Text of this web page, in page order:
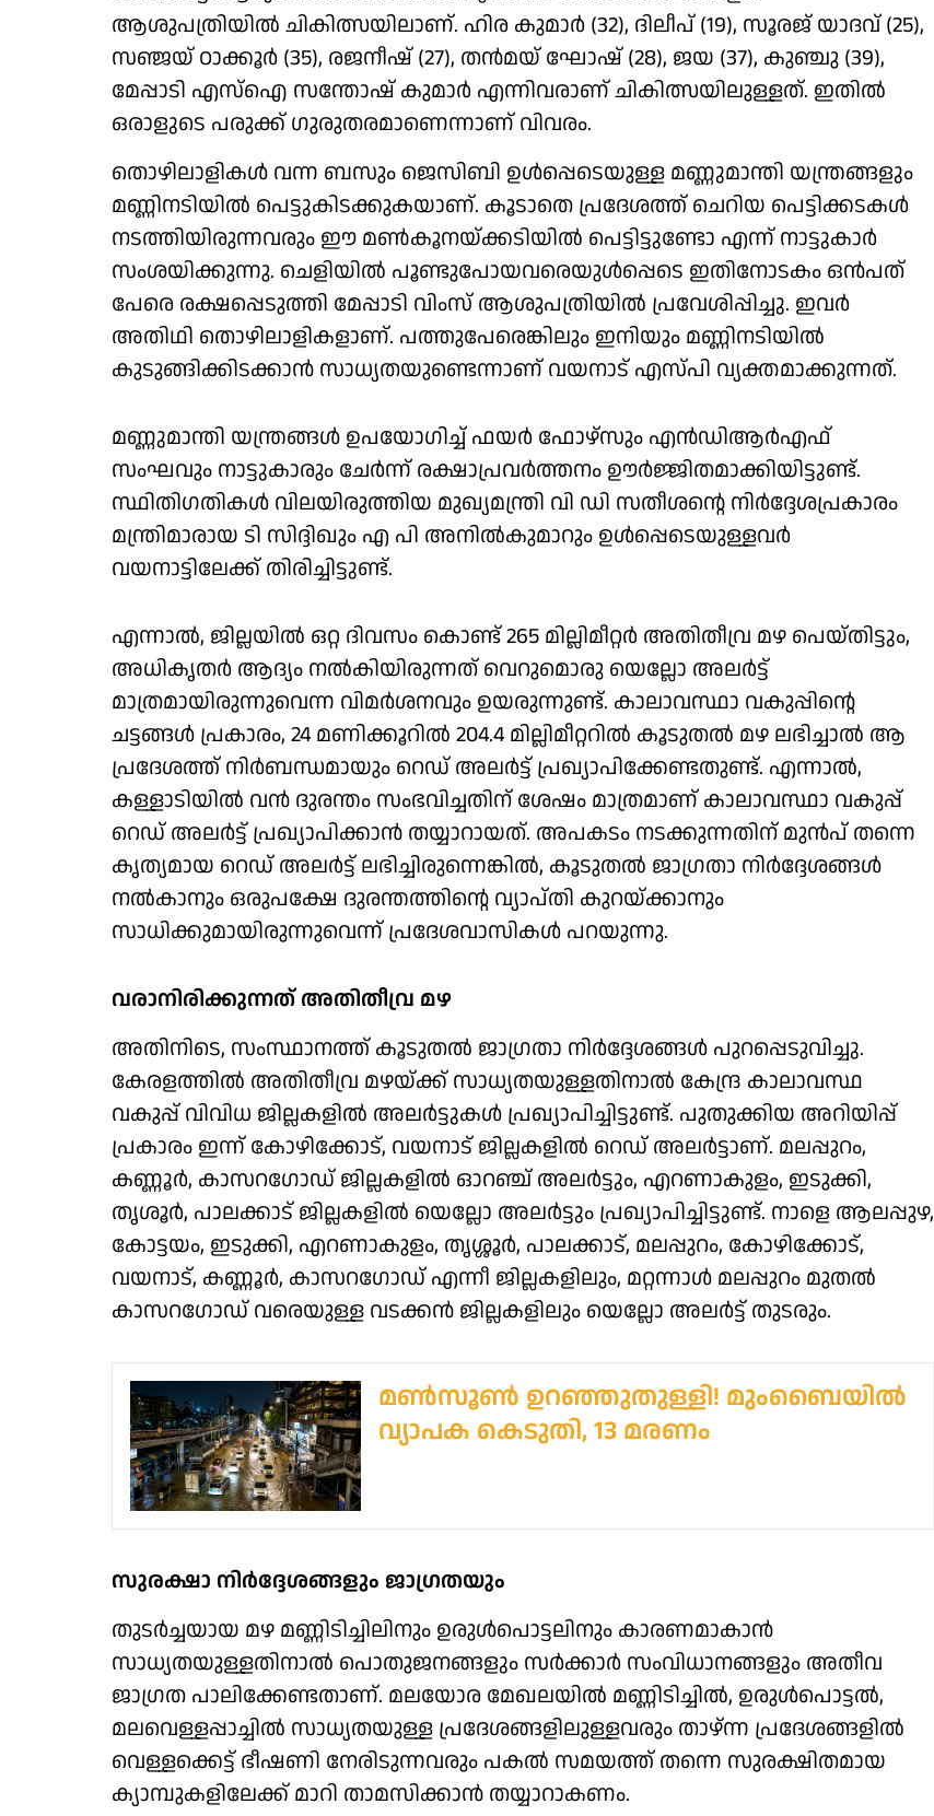
ആശുപത്രിയിൽ ചികിത്സയിലാണ്. ഹിര കുമാർ (32), ദിലീപ് (19), സൂരജ് യാദവ് (25),
സഞ്ജയ് ഠാക്കൂർ (35), രജനീഷ് (27), തൻമയ് ഘോഷ് (28), ജയ (37), കുഞ്ചു (39),
മേപ്പാടി എസ്ഐ സന്തോഷ് കുമാർ എന്നിവരാണ് ചികിത്സയിലുള്ളത്. ഇതിൽ
ഒരാളുടെ പരുക്ക് ഗുരുതരമാണെന്നാണ് വിവരം.
തൊഴിലാളികൾ വന്ന ബസും ജെസിബി ഉൾപ്പെടെയുള്ള മണ്ണുമാന്തി യന്ത്രങ്ങളും
മണ്ണിനടിയിൽ പെട്ടുകിടക്കുകയാണ്. കൂടാതെ പ്രദേശത്ത് ചെറിയ പെട്ടിക്കടകൾ
നടത്തിയിരുന്നവരും ഈ മൺകൂനയ്ക്കടിയിൽ പെട്ടിട്ടുണ്ടോ എന്ന് നാട്ടുകാർ
സംശയിക്കുന്നു. ചെളിയിൽ പൂണ്ടുപോയവരെയുൾപ്പെടെ ഇതിനോടകം ഒൻപത്
പേരെ രക്ഷപ്പെടുത്തി മേപ്പാടി വിംസ് ആശുപത്രിയിൽ പ്രവേശിപ്പിച്ചു. ഇവർ
അതിഥി തൊഴിലാളികളാണ്. പത്തുപേരെങ്കിലും ഇനിയും മണ്ണിനടിയിൽ
കുടുങ്ങിക്കിടക്കാൻ സാധ്യതയുണ്ടെന്നാണ് വയനാട് എസ്പി വ്യക്തമാക്കുന്നത്.
മണ്ണുമാന്തി യന്ത്രങ്ങൾ ഉപയോഗിച്ച് ഫയർ ഫോഴ്സും എൻഡിആർഎഫ്
സംഘവും നാട്ടുകാരും ചേർന്ന് രക്ഷാപ്രവർത്തനം ഊർജ്ജിതമാക്കിയിട്ടുണ്ട്.
സ്ഥിതിഗതികൾ വിലയിരുത്തിയ മുഖ്യമന്ത്രി വി ഡി സതീശന്റെ നിർദ്ദേശപ്രകാരം
മന്ത്രിമാരായ ടി സിദ്ദിഖും എ പി അനിൽകുമാറും ഉൾപ്പെടെയുള്ളവർ
വയനാട്ടിലേക്ക് തിരിച്ചിട്ടുണ്ട്.
എന്നാൽ, ജില്ലയിൽ ഒറ്റ ദിവസം കൊണ്ട് 265 മില്ലിമീറ്റർ അതിതീവ്ര മഴ പെയ്തിട്ടും,
അധികൃതർ ആദ്യം നൽകിയിരുന്നത് വെറുമൊരു യെല്ലോ അലർട്ട്
മാത്രമായിരുന്നുവെന്ന വിമർശനവും ഉയരുന്നുണ്ട്. കാലാവസ്ഥാ വകുപ്പിന്റെ
ചട്ടങ്ങൾ പ്രകാരം, 24 മണിക്കൂറിൽ 204.4 മില്ലിമീറ്ററിൽ കൂടുതൽ മഴ ലഭിച്ചാൽ ആ
പ്രദേശത്ത് നിർബന്ധമായും റെഡ് അലർട്ട് പ്രഖ്യാപിക്കേണ്ടതുണ്ട്. എന്നാൽ,
കള്ളാടിയിൽ വൻ ദുരന്തം സംഭവിച്ചതിന് ശേഷം മാത്രമാണ് കാലാവസ്ഥാ വകുപ്പ്
റെഡ് അലർട്ട് പ്രഖ്യാപിക്കാൻ തയ്യാറായത്. അപകടം നടക്കുന്നതിന് മുൻപ് തന്നെ
കൃത്യമായ റെഡ് അലർട്ട് ലഭിച്ചിരുന്നെങ്കിൽ, കൂടുതൽ ജാഗ്രതാ നിർദ്ദേശങ്ങൾ
നൽകാനും ഒരുപക്ഷേ ദുരന്തത്തിന്റെ വ്യാപ്തി കുറയ്ക്കാനും
സാധിക്കുമായിരുന്നുവെന്ന് പ്രദേശവാസികൾ പറയുന്നു.
വരാനിരിക്കുന്നത് അതിതീവ്ര മഴ
അതിനിടെ, സംസ്ഥാനത്ത് കൂടുതൽ ജാഗ്രതാ നിർദ്ദേശങ്ങൾ പുറപ്പെടുവിച്ചു.
കേരളത്തിൽ അതിതീവ്ര മഴയ്ക്ക് സാധ്യതയുള്ളതിനാൽ കേന്ദ്ര കാലാവസ്ഥ
വകുപ്പ് വിവിധ ജില്ലകളിൽ അലർട്ടുകൾ പ്രഖ്യാപിച്ചിട്ടുണ്ട്. പുതുക്കിയ അറിയിപ്പ്
പ്രകാരം ഇന്ന് കോഴിക്കോട്, വയനാട് ജില്ലകളിൽ റെഡ് അലർട്ടാണ്. മലപ്പുറം,
കണ്ണൂർ, കാസറഗോഡ് ജില്ലകളിൽ ഓറഞ്ച് അലർട്ടും, എറണാകുളം, ഇടുക്കി,
തൃശൂർ, പാലക്കാട് ജില്ലകളിൽ യെല്ലോ അലർട്ടും പ്രഖ്യാപിച്ചിട്ടുണ്ട്. നാളെ ആലപ്പുഴ,
കോട്ടയം, ഇടുക്കി, എറണാകുളം, തൃശ്ശൂർ, പാലക്കാട്, മലപ്പുറം, കോഴിക്കോട്,
വയനാട്, കണ്ണൂർ, കാസറഗോഡ് എന്നീ ജില്ലകളിലും, മറ്റന്നാൾ മലപ്പുറം മുതൽ
കാസറഗോഡ് വരെയുള്ള വടക്കൻ ജില്ലകളിലും യെല്ലോ അലർട്ട് തുടരും.
മൺസൂൺ ഉറഞ്ഞുതുള്ളി! മുംബൈയിൽ
വ്യാപക കെടുതി, 13 മരണം
സുരക്ഷാ നിർദ്ദേശങ്ങളും ജാഗ്രതയും
തുടർച്ചയായ മഴ മണ്ണിടിച്ചിലിനും ഉരുൾപൊട്ടലിനും കാരണമാകാൻ
സാധ്യതയുള്ളതിനാൽ പൊതുജനങ്ങളും സർക്കാർ സംവിധാനങ്ങളും അതീവ
ജാഗ്രത പാലിക്കേണ്ടതാണ്. മലയോര മേഖലയിൽ മണ്ണിടിച്ചിൽ, ഉരുൾപൊട്ടൽ,
മലവെള്ളപ്പാച്ചിൽ സാധ്യതയുള്ള പ്രദേശങ്ങളിലുള്ളവരും താഴ്ന്ന പ്രദേശങ്ങളിൽ
വെള്ളക്കെട്ട് ഭീഷണി നേരിടുന്നവരും പകൽ സമയത്ത് തന്നെ സുരക്ഷിതമായ
ക്യാമ്പുകളിലേക്ക് മാറി താമസിക്കാൻ തയ്യാറാകണം.